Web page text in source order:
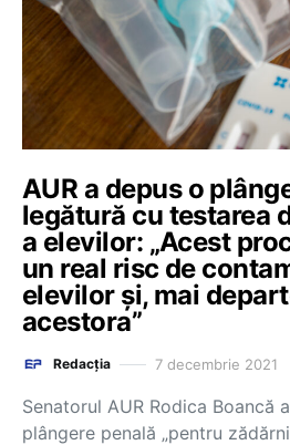
AUR a depus o
legătură cu testarea
a elevilor: „Acest
un real risc de
elevilor şi, mai
acestora”
Redacția 7 decembrie 2021
Senatorul AUR Rodica Boancă
plângere penală „pentru